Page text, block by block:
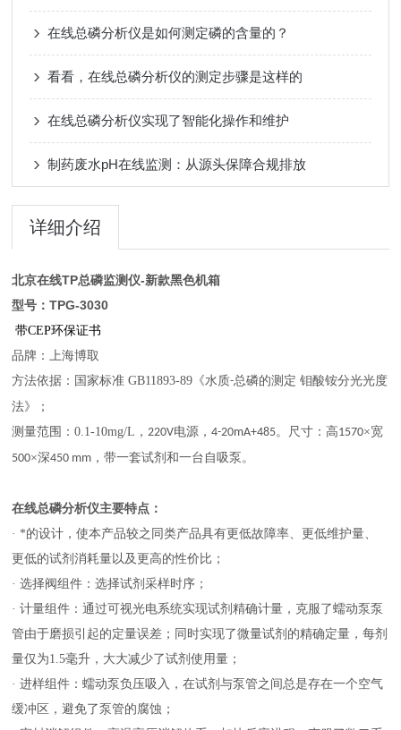
在线总磷分析仪是如何测定磷的含量的？
看看，在线总磷分析仪的测定步骤是这样的
在线总磷分析仪实现了智能化操作和维护
制药废水pH在线监测：从源头保障合规排放
详细介绍
北京在线TP总磷监测仪-新款黑色机箱
型号：TPG-3030
带CEP环保证书
品牌：上海博取
方法依据：国家标准 GB11893-89 《水质-总磷的测定 钼酸铵分光光度
法》；
测量范围：0.1-10mg/L ，220V电源，4-20mA+485。尺寸：高1570×宽
500×深450 mm ，带一套试剂和一台自吸泵。
在线总磷分析仪主要特点：
· *的设计，使本产品较之同类产品具有更低故障率、更低维护量、
更低的试剂消耗量以及更高的性价比 ；
· 选择阀组件：选择试剂采样时序 ；
· 计量组件：通过可视光电系统实现试剂精确计量，克服了蠕动泵泵
管由于磨损引起的定量误差；同时实现了微量试剂的精确定量，每剂
量仅为1.5毫升，大大减少了试剂使用量 ；
· 进样组件：蠕动泵负压吸入，在试剂与泵管之间总是存在一个空气
缓冲区，避免了泵管的腐蚀 ；